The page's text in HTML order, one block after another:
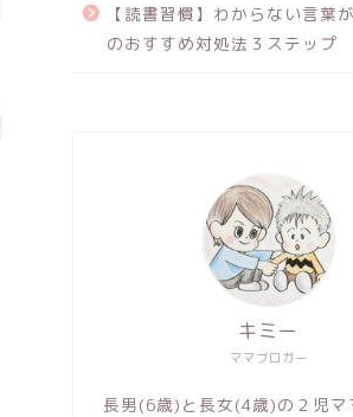
【読書習慣】わからない言葉
のおすすめ対処法３ステップ
ママブロガー
キミー
長男(6歳)と長女(4歳)の２児マ